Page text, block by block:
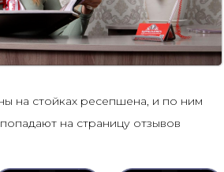
на стойках ресепшена, и по ним
на страницу отзывов